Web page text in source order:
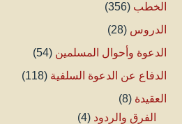
الخطب (356)
الدروس (28)
الدعوة وأحوال المسلمين (54)
الدفاع عن الدعوة السلفية (118)
العقيدة (8)
الفرق والردود (4)